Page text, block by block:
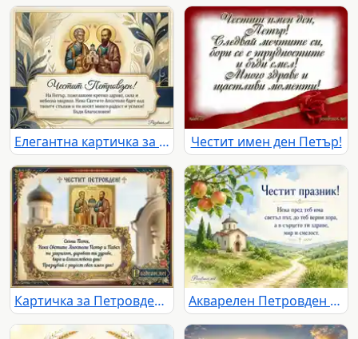
Елегантна картичка за Петровден с икона и пожелание за Петър Честит имен ден Петър!
Картичка за Петровден с пожелание за имен ден на Петя Акварелен Петровден с параклис, ябълково клонче и светъл път